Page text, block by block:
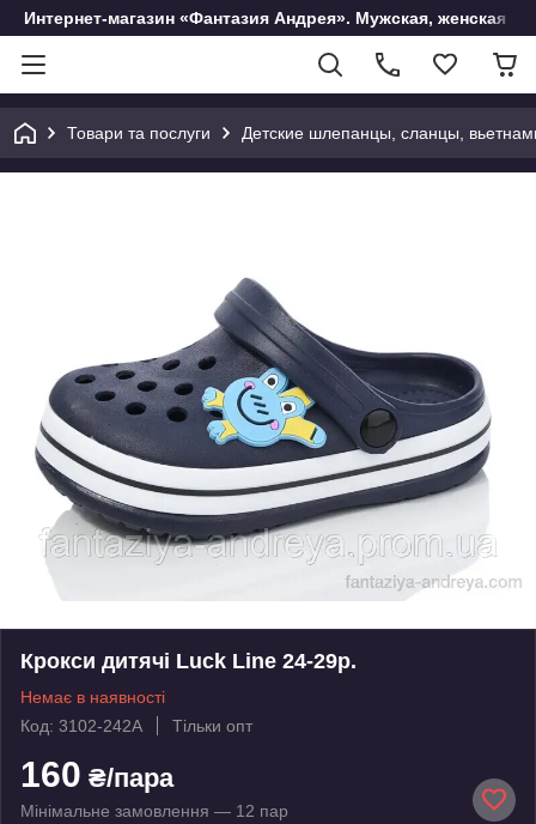
Интернет-магазин «Фантазия Андрея». Мужская, женская и
Товари та послуги Детские шлепанцы, сланцы,
Крокси дитячі Luck Line 24-29р.
Немає в наявності
Код: 3102-242A
Тільки опт
160 ₴/пара
Мінімальне замовлення — 12 пар